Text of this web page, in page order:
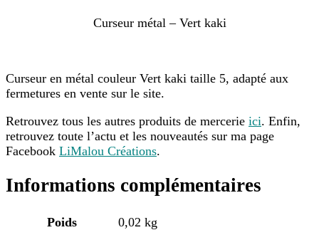
Curseur métal – Vert kaki
Curseur en métal couleur Vert kaki taille 5, adapté aux
fermetures en vente sur le site.
Retrouvez tous les autres produits de mercerie ici. Enfin,
retrouvez toute l’actu et les nouveautés sur ma page
Facebook LiMalou Créations.
Informations complémentaires
Poids 0,02 kg